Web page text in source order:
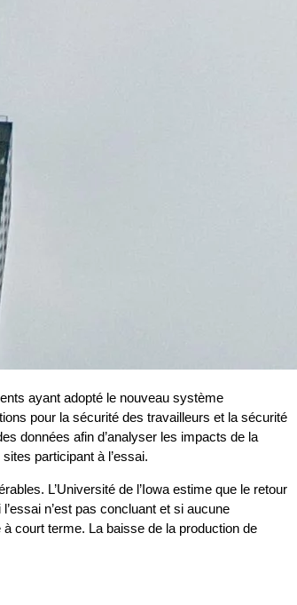
ayant adopté le nouveau système
pour la sécurité des travailleurs et la sécurité
données afin d’analyser les impacts de la
participant à l’essai.
L’Université de l’Iowa estime que le retour
n’est pas concluant et si aucune
court terme. La baisse de la production de